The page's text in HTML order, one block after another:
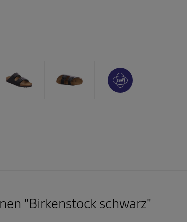
"Birkenstock schwarz"